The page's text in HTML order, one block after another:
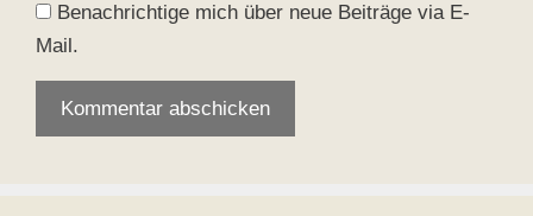
Benachrichtige mich über neue Beiträge via E-
Mail.